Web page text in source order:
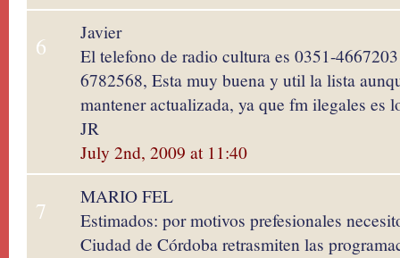
6
Javier
El telefono de radio cultura es 0351-
6782568, Esta muy buena y util la lista
mantener actualizada, ya que fm ilegales es
JR
July 2nd, 2009 at 11:40
7
MARIO FEL
Estimados: por motivos prefesionales
Ciudad de Córdoba retrasmiten las